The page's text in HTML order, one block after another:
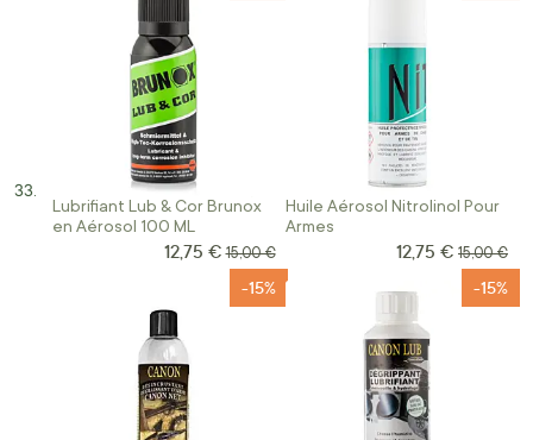
Lubrifiant Lub & Cor Brunox
en Aérosol 100 ML
Prix Spécial
12,75 € Prix normal
15,00 €
Huile Aérosol Nitrolinol Pour
Armes
Prix Spécial
12,75 € Prix
15,00 €
-15% -15%